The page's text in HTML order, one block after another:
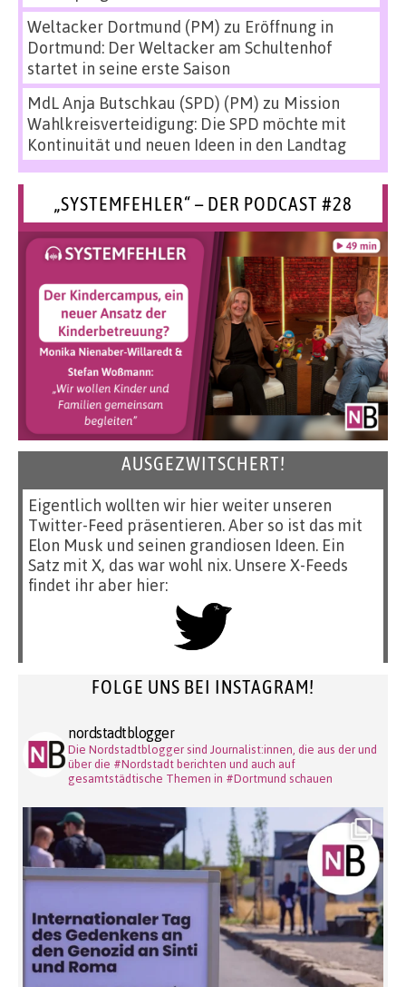
Weltacker Dortmund (PM) zu Eröffnung in
Dortmund: Der Weltacker am Schultenhof
startet in seine erste Saison
MdL Anja Butschkau (SPD) (PM) zu Mission
Wahlkreisverteidigung: Die SPD möchte mit
Kontinuität und neuen Ideen in den Landtag
„SYSTEMFEHLER“ – DER PODCAST #28
AUSGEZWITSCHERT!
Eigentlich wollten wir hier weiter unseren
Twitter-Feed präsentieren. Aber so ist das mit
Elon Musk und seinen grandiosen Ideen. Ein
Satz mit X, das war wohl nix. Unsere X-Feeds
findet ihr aber hier:
FOLGE UNS BEI INSTAGRAM!
nordstadtblogger
Die Nordstadtblogger sind Journalist:innen, die aus der und
über die #Nordstadt berichten und auch auf
gesamtstädtische Themen in #Dortmund schauen